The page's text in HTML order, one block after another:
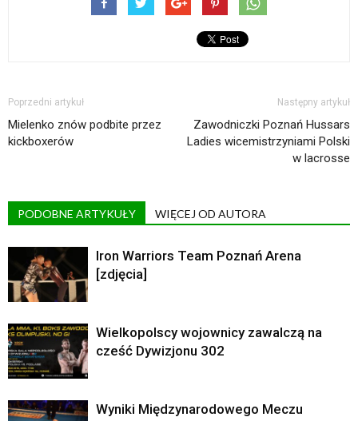
Poprzedni artykuł
Mielenko znów podbite przez
kickboxerów
Następny artykuł
Zawodniczki Poznań Hussars
Ladies wicemistrzyniami Polski
w lacrosse
PODOBNE ARTYKUŁY WIĘCEJ OD AUTORA
Iron Warriors Team Poznań Arena
[zdjęcia]
Wielkopolscy wojownicy zawalczą na
cześć Dywizjonu 302
Wyniki Międzynarodowego Meczu